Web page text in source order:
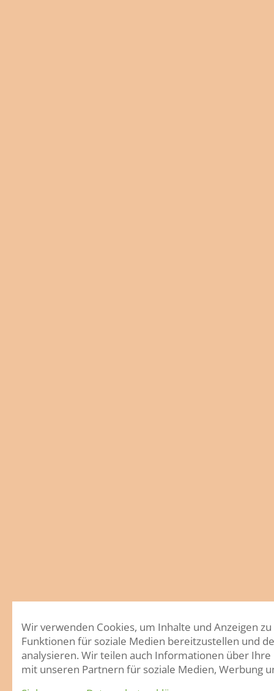
Wir verwenden Cookies, um Inhalte und Anzeigen
Funktionen für soziale Medien bereitzustellen und
analysieren. Wir teilen auch Informationen über
mit unseren Partnern für soziale Medien, Werbung